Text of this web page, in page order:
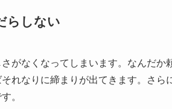
らしない
がなくなってしまいます。なんだか
れなりに締まりが出てきます。さら
。